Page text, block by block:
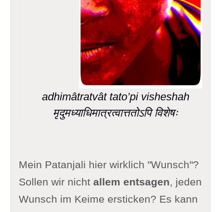
adhimâtratvât tato’pi visheshah
मृदुमध्याधिमात्रत्वात्ततोऽपि विशेषः
Mein Patanjali hier wirklich "Wunsch"?
Sollen wir nicht allem entsagen, jeden
Wunsch im Keime ersticken? Es kann